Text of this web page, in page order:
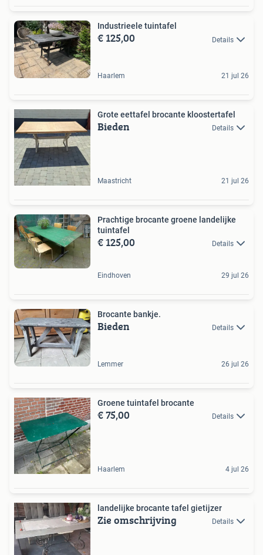
Industrieele tuintafel
€ 125,00 Details
Haarlem 21 jul 26
Grote eettafel brocante kloostertafel
Bieden Details
Maastricht 21 jul 26
Prachtige brocante groene landelijke
tuintafel
€ 125,00 Details
Eindhoven 29 jul 26
Brocante bankje.
Bieden Details
Lemmer 26 jul 26
Groene tuintafel brocante
€ 75,00 Details
Haarlem 4 jul 26
landelijke brocante tafel gietijzer
Zie omschrijving Details